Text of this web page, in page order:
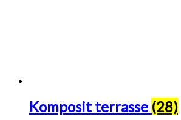
Komposit terrasse (28)